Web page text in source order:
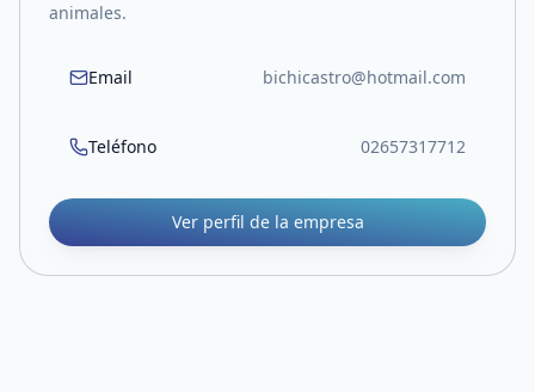
animales.
Email bichicastro@hotmail.com
Teléfono 02657317712
Ver perfil de la empresa